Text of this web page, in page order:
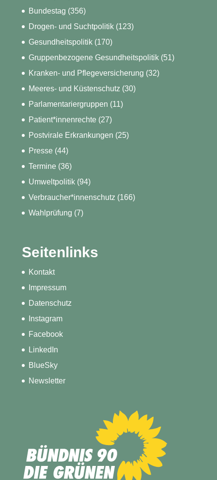
Bundestag (356)
Drogen- und Suchtpolitik(123)
Gesundheitspolitik(170)
Gruppenbezogene Gesundheitspolitik(51)
Kranken- und Pflegeversicherung (32)
Meeres- und Küstenschutz (30)
Parlamentariergruppen (11)
Patient*innenrechte(27)
Postvirale Erkrankungen (25)
Presse(44)
Termine(36)
Umweltpolitik(94)
Verbraucher*innenschutz (166)
Wahlprüfung (7)
Seitenlinks
Kontakt
Impressum
Datenschutz
Instagram
Facebook
LinkedIn
BlueSky
Newsletter